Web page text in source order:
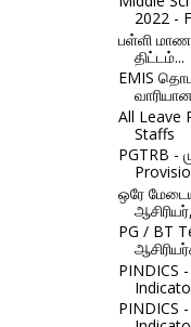
2022 -
பள்ளி
திட்டம்...
EMIS
All Leave
Staffs
PGTRB -
ஒரே
PG / BT
PINDICS
PINDICS